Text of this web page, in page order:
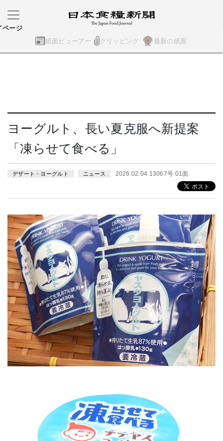
紙面ビューアー クリッピング 最新の紙面
ページ
ヨーグルト、長い夏克服へ新提案
「凍らせて食べる」
デザート・ヨーグルト ニュース 2026.02.04 13067号 01面